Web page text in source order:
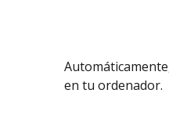
en tu ordenador.